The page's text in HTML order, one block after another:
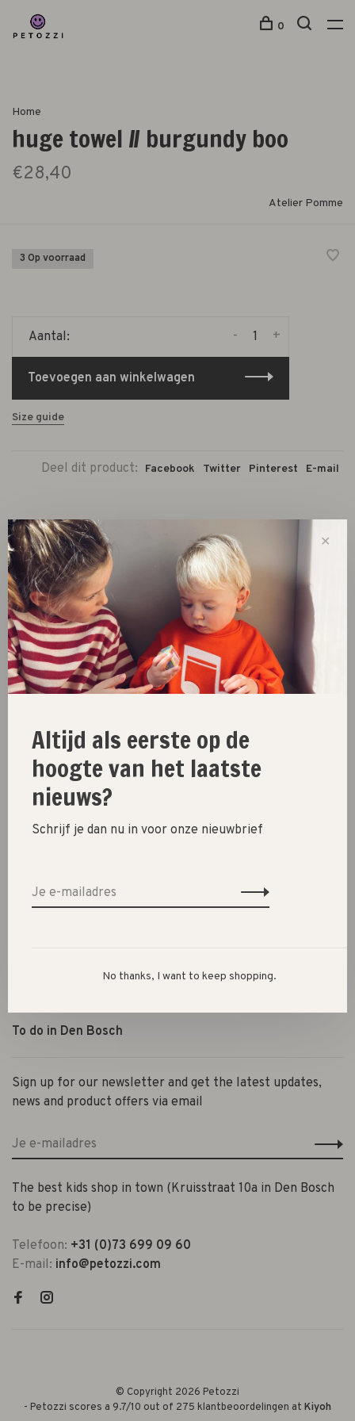
0
Home
huge towel // burgundy boo
€28,40
Atelier Pomme
3 Op voorraad
Aantal: +
-
Toevoegen aan winkelwagen
Size guide
Deel dit product: Facebook Twitter Pinterest E-mail
New
SALE 30%
SALE 60%
Kleding
Schoenen
Lifestyle
Shop the look
Privacybeleid
Shoppen in Den Bosch
To do in Den Bosch
Sign up for our newsletter and get the latest updates,
news and product offers via email
The best kids shop in town (Kruisstraat 10a in Den Bosch
to be precise)
Telefoon: +31 (0)73 699 09 60
E-mail: info@petozzi.com
© Copyright 2026 Petozzi
- Petozzi scores a 9.7/10 out of 275 klantbeoordelingen at Kiyoh
✕
Altijd als eerste op de
hoogte van het laatste
nieuws?
Schrijf je dan nu in voor onze nieuwbrief
No thanks, I want to keep shopping.